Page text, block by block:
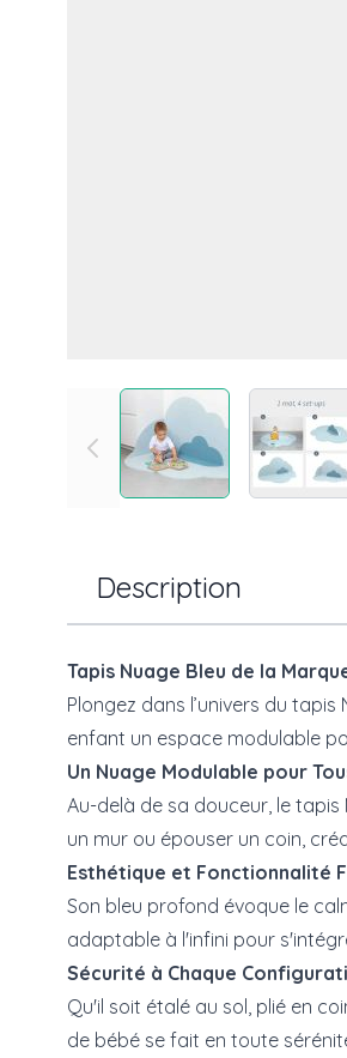
View larger image
Description
Tapis Nuage Bleu de la
Plongez dans l’univers du
enfant un espace modulable
Un Nuage Modulable pour
Au-delà de sa douceur, le
un mur ou épouser un coin,
Esthétique et Fonctionnalité
Son bleu profond évoque le
adaptable à l'infini pour
Sécurité à Chaque
Qu'il soit étalé au sol, plié en
de bébé se fait en toute